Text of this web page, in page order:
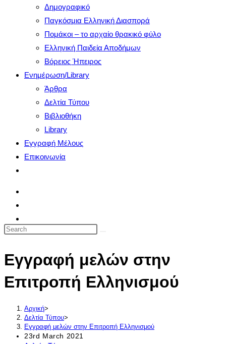
Δημογραφικό
Παγκόσμια Ελληνική Διασπορά
Πομάκοι – το αρχαίο θρακικό φύλο
Ελληνική Παιδεία Αποδήμων
Βόρειος Ήπειρος
Ενημέρωση/Library
Άρθρα
Δελτία Τύπου
Βιβλιοθήκη
Library
Εγγραφή Μέλους
Επικοινωνία
Search
website
Εγγραφή μελών στην
Επιτροπή Ελληνισμού
Αρχική>
Δελτία Τύπου>
Εγγραφή μελών στην Επιτροπή Ελληνισμού
Post
23rd March 2021